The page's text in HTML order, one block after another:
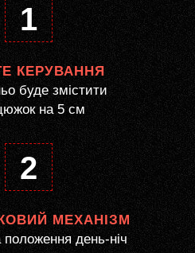
1
КЕРУВАННЯ
буде змістити
на 5 см
2
МЕХАНІЗМ
положення день-ніч